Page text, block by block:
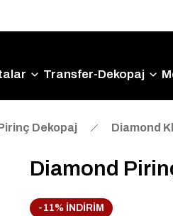
Transfer-Dekopaj
Dekopaj Diamond
Diamond
-11% İNDİRİM